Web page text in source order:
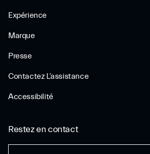
Expérience
Marque
Presse
Contactez L’assistance
Accessibilité
Restez en contact